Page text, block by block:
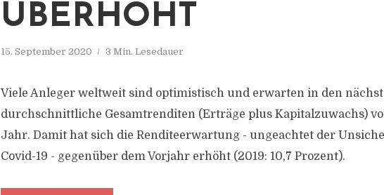
ÜBERHÖHT
15. September 2020 3 Min. Lesedauer
Viele Anleger weltweit sind optimistisch und erwarten in den
durchschnittliche Gesamtrenditen (Erträge plus Kapitalzuwachs)
Jahr. Damit hat sich die Renditeerwartung - ungeachtet der
Covid-19 - gegenüber dem Vorjahr erhöht (2019: 10,7 Prozent).